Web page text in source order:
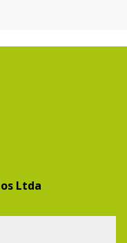
Ltda